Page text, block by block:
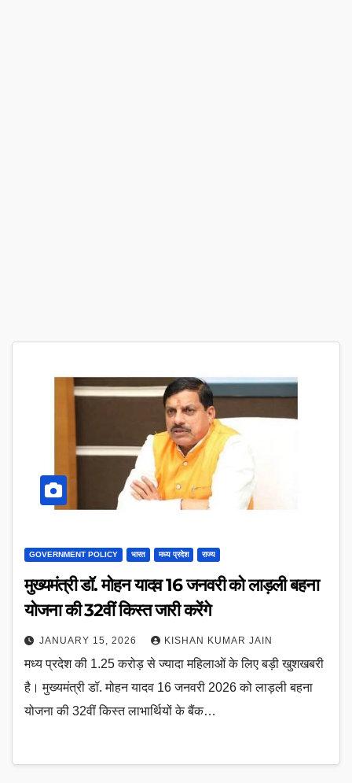
GOVERNMENT POLICY भारत मध्य प्रदेश राज्य
मुख्यमंत्री डॉ. मोहन यादव 16 जनवरी को लाड़ली बहना
योजना की 32वीं किस्त जारी करेंगे
JANUARY 15, 2026 KISHAN KUMAR JAIN
मध्य प्रदेश की 1.25 करोड़ से ज्यादा महिलाओं के लिए बड़ी खुशखबरी
है। मुख्यमंत्री डॉ. मोहन यादव 16 जनवरी 2026 को लाड़ली बहना
योजना की 32वीं किस्त लाभार्थियों के बैंक…